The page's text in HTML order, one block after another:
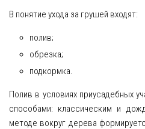
В понятие ухода за грушей входят:
полив;
обрезка;
подкормка.
Полив в условиях приусадебных
способами: классическим и
методе вокруг дерева